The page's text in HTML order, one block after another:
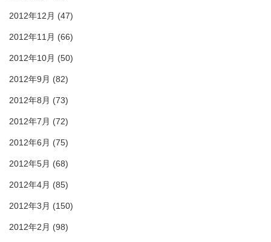
2012年12月 (47)
2012年11月 (66)
2012年10月 (50)
2012年9月 (82)
2012年8月 (73)
2012年7月 (72)
2012年6月 (75)
2012年5月 (68)
2012年4月 (85)
2012年3月 (150)
2012年2月 (98)